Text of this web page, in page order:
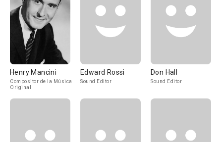
Henry Mancini
Compositor de la Música
Original
Edward Rossi
Sound Editor
Don Hall
Sound Editor